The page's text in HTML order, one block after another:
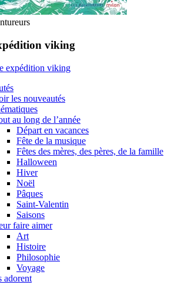
viking
expédition viking
les nouveautés
au long de l’année
Départ en vacances
Fête de la musique
Fêtes des mères, des pères, de la famille
Halloween
Hiver
Noël
Pâques
Saint-Valentin
Saisons
faire aimer
Art
Histoire
Philosophie
Voyage
adorent